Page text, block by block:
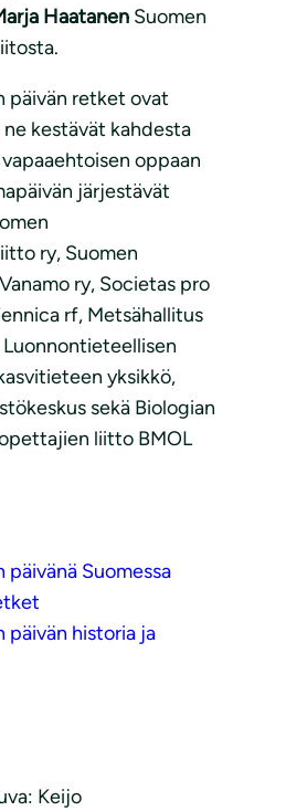
Haatanen Suomen
päivän retket ovat
kestävät kahdesta
oppaan
järjestävät
ry, Suomen
ry, Societas pro
rf, Metsähallitus
yksikkö,
sekä Biologian
liitto BMOL
päivänä Suomessa
päivän historia ja
Keijo